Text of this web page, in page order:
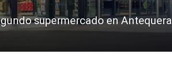
supermercado en Antequera